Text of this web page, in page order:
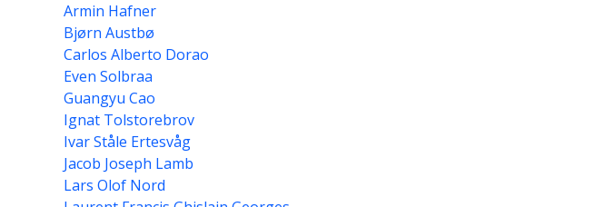
Armin Hafner
Bjørn Austbø
Carlos Alberto Dorao
Even Solbraa
Guangyu Cao
Ignat Tolstorebrov
Ivar Ståle Ertesvåg
Jacob Joseph Lamb
Lars Olof Nord